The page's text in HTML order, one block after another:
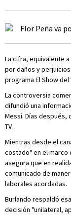
La cifra, equivalente
por daños y
programa El Show del
La controversia
difundió una
Messi. Días después,
TV.
Mientras desde el
costado" en el marco
asegura que en
comunicado de
laborales acordadas.
Burlando respaldó
decisión "unilateral,